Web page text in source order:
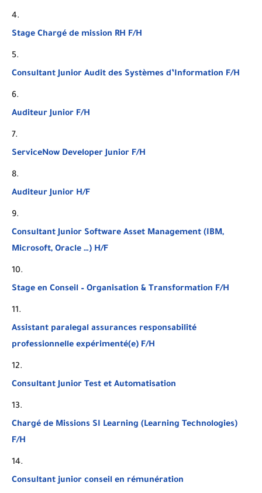
Stage Chargé de mission RH F/H
Consultant Junior Audit des Systèmes d’Information F/H
Auditeur Junior F/H
ServiceNow Developer Junior F/H
Auditeur Junior H/F
Consultant Junior Software Asset Management (IBM,
Microsoft, Oracle …) H/F
Stage en Conseil – Organisation & Transformation F/H
Assistant paralegal assurances responsabilité
professionnelle expérimenté(e) F/H
Consultant Junior Test et Automatisation
Chargé de Missions SI Learning (Learning Technologies)
F/H
Consultant junior conseil en rémunération